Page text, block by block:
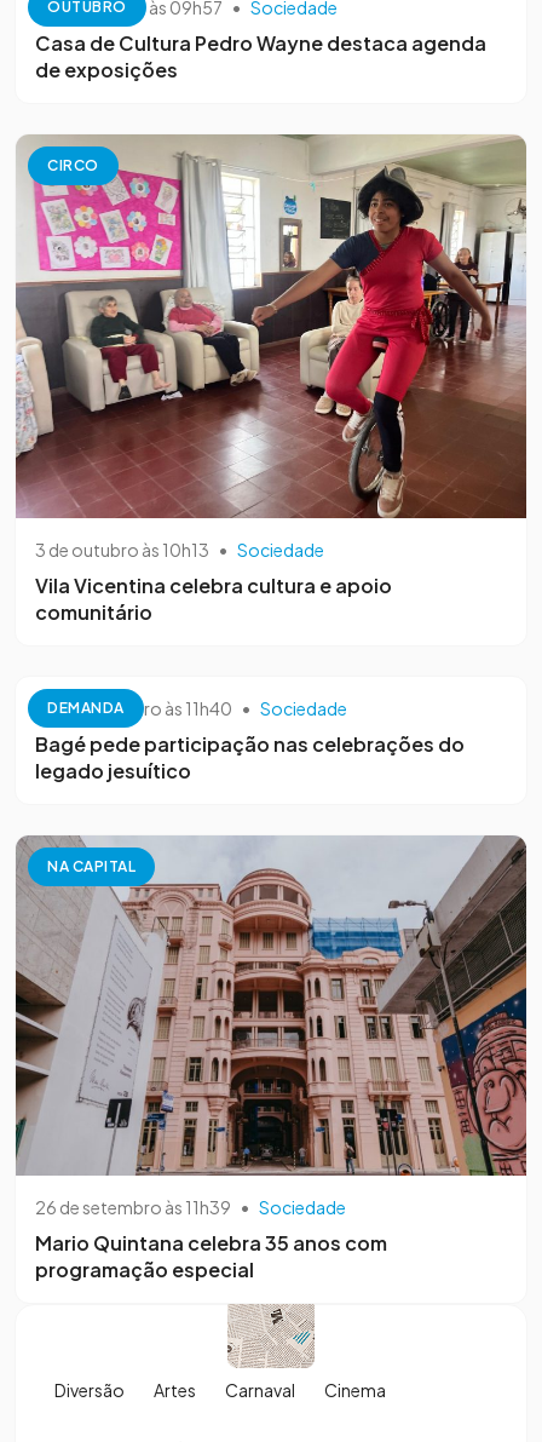
OUTUBRO
13 de outubro às 09h57 • Sociedade
Casa de Cultura Pedro Wayne destaca agenda
de exposições
CIRCO
3 de outubro às 10h13 • Sociedade
Vila Vicentina celebra cultura e apoio
comunitário
DEMANDA
26 de setembro às 11h40 • Sociedade
Bagé pede participação nas celebrações do
legado jesuítico
NA CAPITAL
26 de setembro às 11h39 • Sociedade
Mario Quintana celebra 35 anos com
programação especial
Diversão Artes Carnaval Cinema